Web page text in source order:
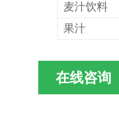
麦汁饮料
果汁
在线咨询